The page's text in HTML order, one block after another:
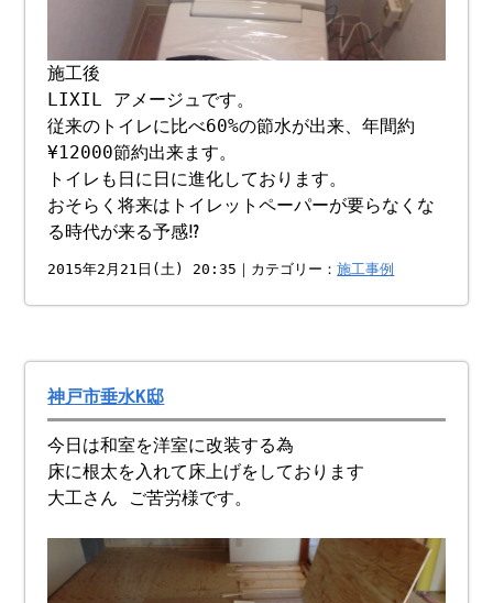
施工後
LIXIL アメージュです。
従来のトイレに比べ60%の節水が出来、年間約
¥12000節約出来ます。
トイレも日に日に進化しております。
おそらく将来はトイレットペーパーが要らなくな
る時代が来る予感⁉︎
2015年2月21日(土) 20:35｜カテゴリー：施工事例
神戸市垂水K邸
今日は和室を洋室に改装する為
床に根太を入れて床上げをしております
大工さん ご苦労様です。